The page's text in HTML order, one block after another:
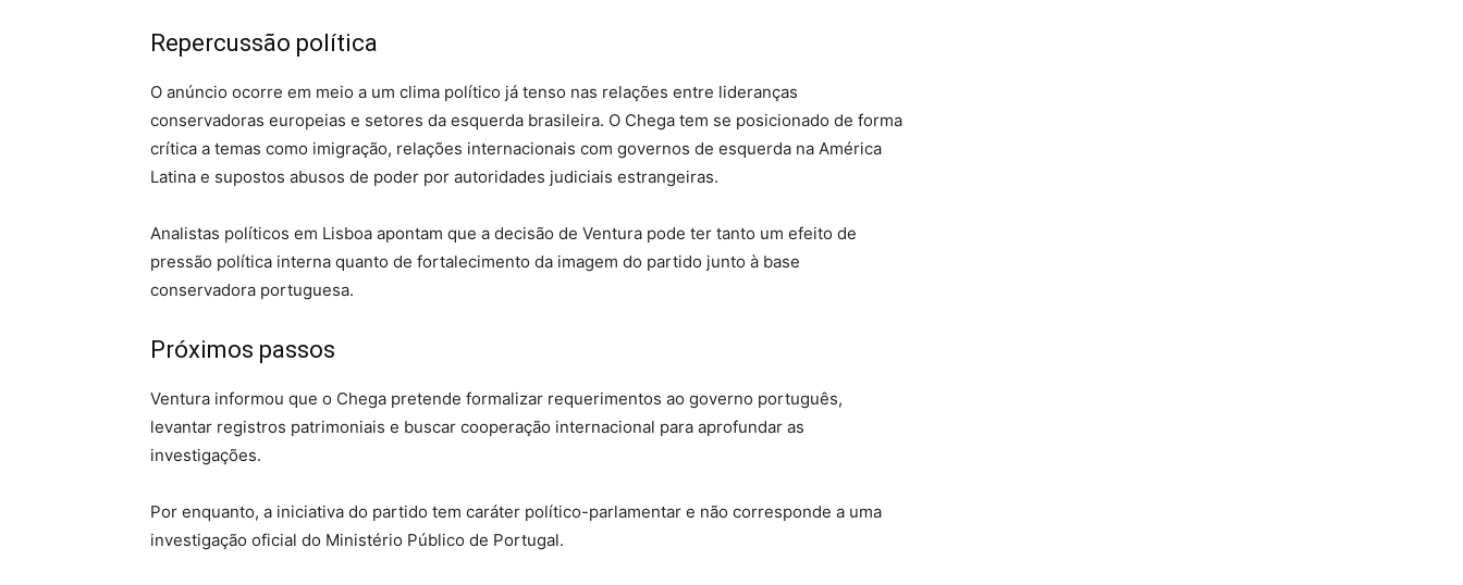
Repercussão política
O anúncio ocorre em meio a um clima político já tenso nas relações entre lideranças
conservadoras europeias e setores da esquerda brasileira. O Chega tem se posicionado de forma
crítica a temas como imigração, relações internacionais com governos de esquerda na América
Latina e supostos abusos de poder por autoridades judiciais estrangeiras.
Analistas políticos em Lisboa apontam que a decisão de Ventura pode ter tanto um efeito de
pressão política interna quanto de fortalecimento da imagem do partido junto à base
conservadora portuguesa.
Próximos passos
Ventura informou que o Chega pretende formalizar requerimentos ao governo português,
levantar registros patrimoniais e buscar cooperação internacional para aprofundar as
investigações.
Por enquanto, a iniciativa do partido tem caráter político-parlamentar e não corresponde a uma
investigação oficial do Ministério Público de Portugal.